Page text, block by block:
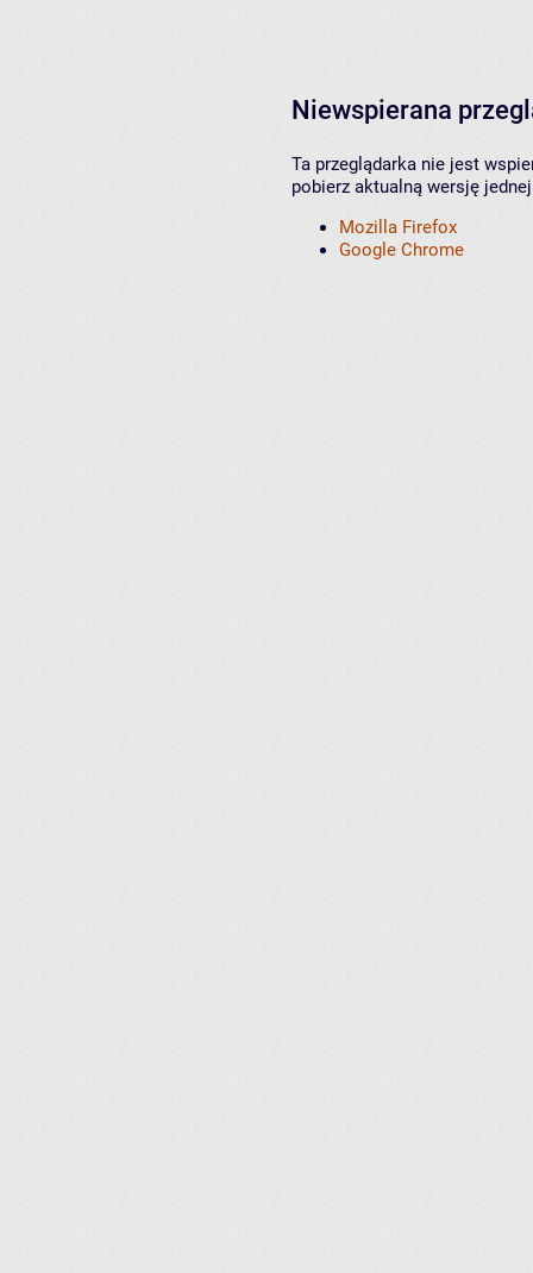
Niewspierana
Ta przeglądarka nie jest
pobierz aktualną wersję
Mozilla Firefox
Google Chrome